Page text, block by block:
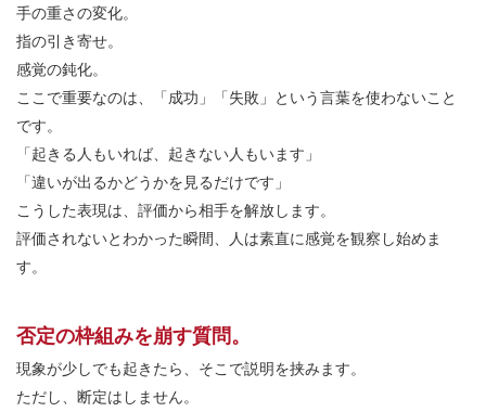
手の重さの変化。
指の引き寄せ。
感覚の鈍化。
ここで重要なのは、「成功」「失敗」という言葉を使わないこと
です。
「起きる人もいれば、起きない人もいます」
「違いが出るかどうかを見るだけです」
こうした表現は、評価から相手を解放します。
評価されないとわかった瞬間、人は素直に感覚を観察し始めま
す。
否定の枠組みを崩す質問。
現象が少しでも起きたら、そこで説明を挟みます。
ただし、断定はしません。